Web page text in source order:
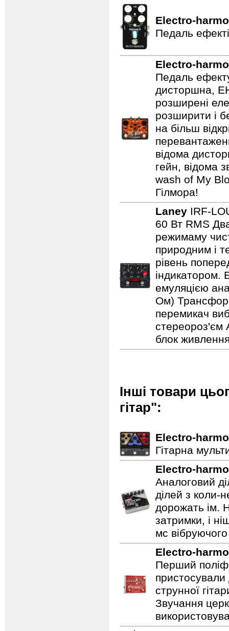
Electro-
Педаль
Electro-
Педаль
дисторшна,
розширені
розширити і
на більш
відома
гейн, відома
wash of My
Гілмора!
Laney IRF-
60 Вт RMS
режимаму
природним і
рівень
індикатором.
емуляцією
Ом)
перемикач
стереороз'єм
блок
Інші товари
гітар":
Electro-
Гітарна
Electro-
Аналоговий
ділей з коли-
дорожать ім.
затримки, і
мс
Electro-
Перший
пристосували
струнної
Звучання